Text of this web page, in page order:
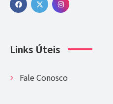
Links Úteis
Fale Conosco